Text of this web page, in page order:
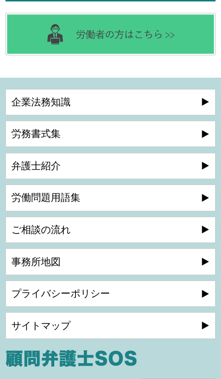
企業法務知識
労務書式集
弁護士紹介
労働問題用語集
ご相談の流れ
事務所地図
プライバシーポリシー
サイトマップ